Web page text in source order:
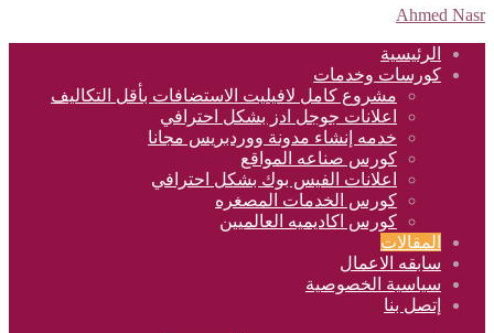
Ahmed Nasr
الرئيسية
كورسات وخدمات
مشروع كامل لافيليت الاستضافات بأقل التكاليف
اعلانات جوجل ادز بشكل احترافي
خدمه إنشاء مدونة ووردبريس مجانا
كورس صناعه المواقع
اعلانات الفيس بوك بشكل احترافي
كورس الخدمات المصغره
كورس اكاديميه العالميين
المقالات
سابقه الاعمال
سياسية الخصوصية
إتصل بنا